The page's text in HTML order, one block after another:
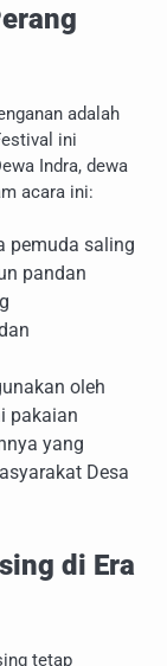
adalah
ini
Indra, dewa
acara ini:
pemuda saling
pandan
oleh
pakaian
yang
Desa
di Era
tetap